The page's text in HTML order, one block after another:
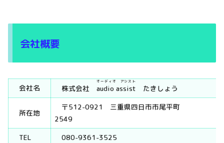
会社概要
会社名 株式会社 audio assist
オーディオ アシスト
たきしょう
所在地
〒512-0921 三重県四日市市尾平町
2549
TEL
080-9361-3525